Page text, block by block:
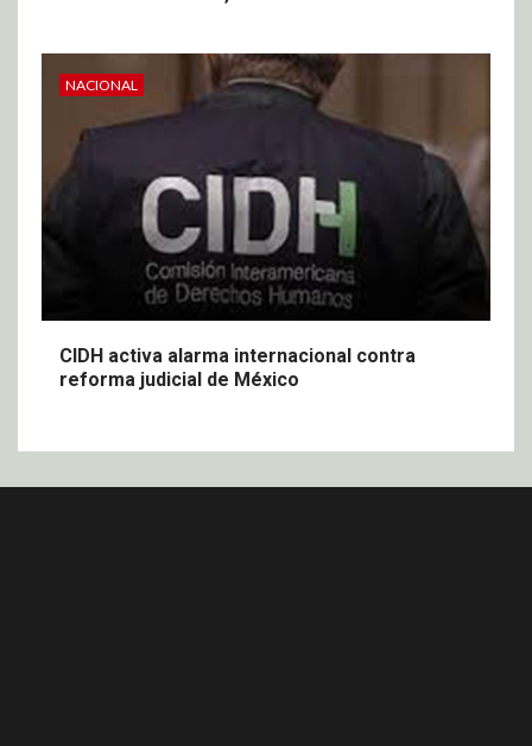
NACIONAL
CIDH activa alarma internacional contra
reforma judicial de México